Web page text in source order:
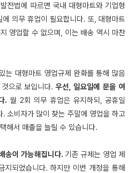
전법에 따르면 국내 대형마트와 기업형
의무 휴업이 필요합니다. 또, 대형마트
영업할 수 없으며, 이는 배송 역시 마찬
는 대형마트 영업규제 완화를 통해 많음
것으로 보입니다.우선, 일요일에 문을 여
. 월 2회 의무 휴업은 유지하되, 공휴일
. 소비자가 많이 찾는 주말에 영업을 하고
해서 매출을 늘릴 수 있습니다.
송이 가능해집니다.기존 규제는 영업 제
지되었습니다. 하지만 이번 개정을 통해